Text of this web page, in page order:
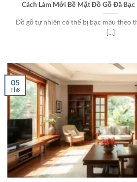
Cách Làm Mới Bề Mặt Đồ Gỗ Đã
Đồ gỗ tự nhiên có thể bị bạc màu theo
[...]
05
Th8